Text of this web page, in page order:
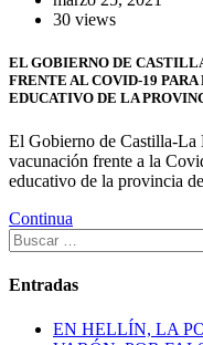
30 views
EL GOBIERNO DE
FRENTE AL COVID-19
EDUCATIVO DE LA
El Gobierno de Castilla-La
vacunación frente a la
educativo de la provincia
Continua
Buscar:
Entradas
EN HELLÍN, LA